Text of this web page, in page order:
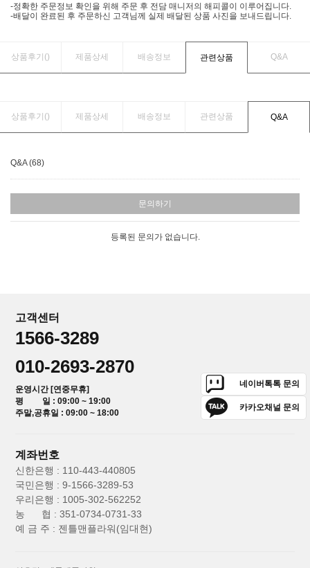
-정확한 주문정보 확인을 위해 주문 후 전담 매니저의 해피콜이 이루어집니다.
-배달이 완료된 후 주문하신 고객님께 실제 배달된 상품 사진을 보내드립니다.
상품후기() 제품상세 배송정보 관련상품 Q&A
상품후기() 제품상세 배송정보 관련상품 Q&A
Q&A (68)
문의하기
등록된 문의가 없습니다.
고객센터
1566-3289
010-2693-2870
운영시간 [연중무휴]
평 일 : 09:00 ~ 19:00
주말,공휴일 : 09:00 ~ 18:00
네이버톡톡 문의
카카오채널 문의
계좌번호
신한은행 : 110-443-440805
국민은행 : 9-1566-3289-53
우리은행 : 1005-302-562252
농 협 : 351-0734-0731-33
예 금 주 : 젠틀맨플라워(임대현)